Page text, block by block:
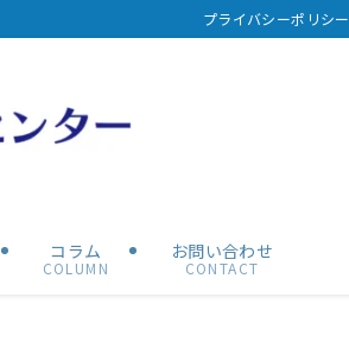
プライバシーポリシー
コラム
COLUMN
お問い合わせ
CONTACT